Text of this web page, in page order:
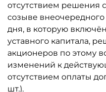
отсутствием решения
созыве
дня, в которую
уставного капитала,
акционеров по этому
изменений к
отсутствием оплаты
шт.).